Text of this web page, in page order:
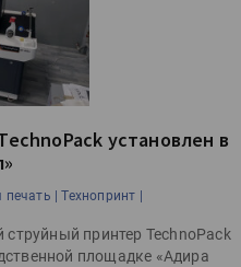
установлен в
| Технопринт |
принтер TechnoPack
площадке «Адира